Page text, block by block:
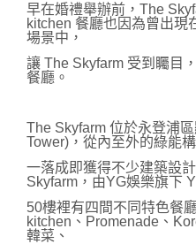
早在婚禮舉辦前，The
kitchen 餐廳也因為曾出現
場景中，
讓 The Skyfarm 受到矚目
餐廳。
The Skyfarm 位於永登浦
Tower)，從內至外的綠能構
一落成即獲得不少建築設計
Skyfarm ， 由YG娛樂旗下
50樓裡有四間不同特色餐
kitchen、Promenade、
韓菜、